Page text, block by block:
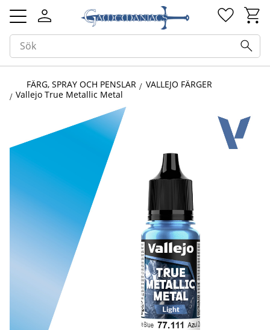
Meny
FÄRG, SPRAY OCH PENSLAR
VALLEJO FÄRGER
Vallejo True Metallic Metal